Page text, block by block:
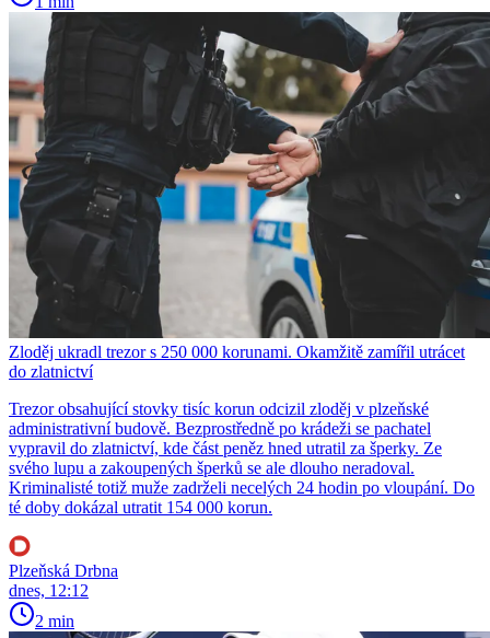
Zloděj ukradl trezor s 250 000 korunami. Okamžitě zamířil utrácet
do zlatnictví
Trezor obsahující stovky tisíc korun odcizil zloděj v plzeňské
administrativní budově. Bezprostředně po krádeži se pachatel
vypravil do zlatnictví, kde část peněz hned utratil za šperky. Ze
svého lupu a zakoupených šperků se ale dlouho neradoval.
Kriminalisté totiž muže zadrželi necelých 24 hodin po vloupání. Do
té doby dokázal utratit 154 000 korun.
Plzeňská Drbna
dnes, 12:12
2 min